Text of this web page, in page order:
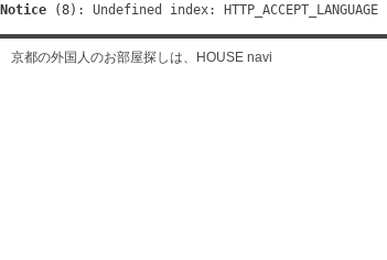
Notice (8) : Undefined index: HTTP_ACCEPT_LANGUAGE [
京都の外国人のお部屋探しは、HOUSE navi